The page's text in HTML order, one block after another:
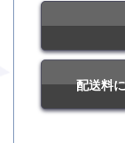
配送料